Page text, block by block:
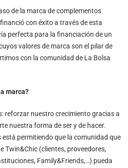
de la marca de complementos
con éxito a través de esta
perfecta para la financiación de un
valores de marca son el pilar de
con la comunidad de La Bolsa
marca?
reforzar nuestro crecimiento gracias a
nuestra forma de ser y de hacer.
está permitiendo que la comunidad que
Twin&Chic (clientes, proveedores,
Family&Friends,…) pueda